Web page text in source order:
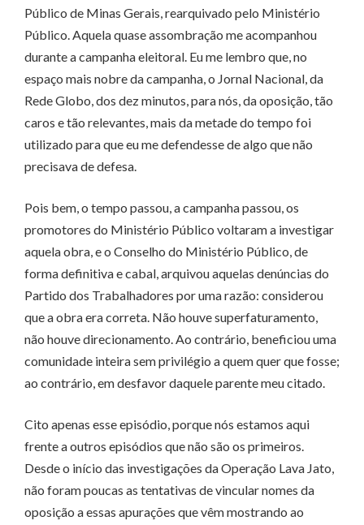
Público de Minas Gerais, rearquivado pelo Ministério
Público. Aquela quase assombração me acompanhou
durante a campanha eleitoral. Eu me lembro que, no
espaço mais nobre da campanha, o Jornal Nacional, da
Rede Globo, dos dez minutos, para nós, da oposição, tão
caros e tão relevantes, mais da metade do tempo foi
utilizado para que eu me defendesse de algo que não
precisava de defesa.
Pois bem, o tempo passou, a campanha passou, os
promotores do Ministério Público voltaram a investigar
aquela obra, e o Conselho do Ministério Público, de
forma definitiva e cabal, arquivou aquelas denúncias do
Partido dos Trabalhadores por uma razão: considerou
que a obra era correta. Não houve superfaturamento,
não houve direcionamento. Ao contrário, beneficiou uma
comunidade inteira sem privilégio a quem quer que fosse;
ao contrário, em desfavor daquele parente meu citado.
Cito apenas esse episódio, porque nós estamos aqui
frente a outros episódios que não são os primeiros.
Desde o início das investigações da Operação Lava Jato,
não foram poucas as tentativas de vincular nomes da
oposição a essas apurações que vêm mostrando ao